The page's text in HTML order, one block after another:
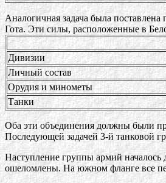
Аналогичная задача была
Гота. Эти силы, расположенные в
Дивизии
Личный состав
Орудия и минометы
Танки
Оба эти объединения должны были
Последующей задачей 3-й танковой
Наступление группы армий
ошеломлены. На южном фланге все